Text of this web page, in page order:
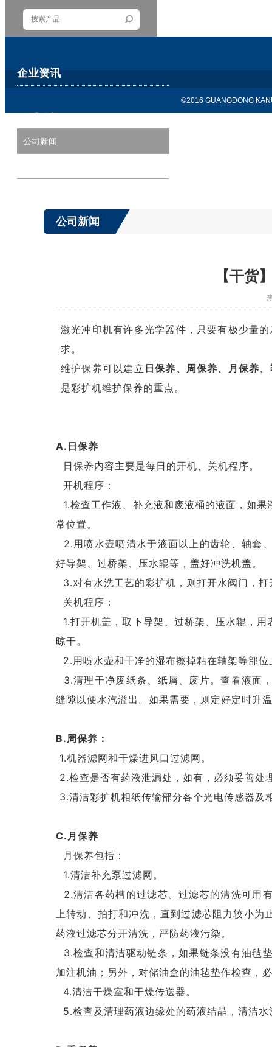
企业资讯
公司新闻
公司新闻
【干货
激光冲印机有许多光学器件，只要有极少量
求。
维护保养可以建立 日保养、周保养、月保养
是彩扩机维护保养的重点。
A.日保养
日保养内容主要是每日的开机、关机程序。
开机程序：
1.检查工作液、补充液和废液桶的液面，如
常位置。
2.用喷水壶喷清水于液面以上的齿轮、轴套
好导架、过桥架、压水辊等，盖好冲洗机盖。
3.对有水洗工艺的彩扩机，则打开水阀门，
关机程序：
1.打开机盖，取下导架、过桥架、压水辊，
晾干。
2.用喷水壶和干净的湿布擦掉粘在轴架等部
3.清理干净废纸条、纸屑、废片。查看液面
缝隙以便水汽溢出。如果需要，则定好定时升
B.周保养：
1.机器滤网和干燥进风口过滤网。
2.检查是否有药液泄漏处，如有，必须妥善处
3.清洁彩扩机相纸传输部分各个光电传感器及
C.月保养
月保养包括：
1.清洁补充泵过滤网。
2.清洁各药槽的过滤芯。过滤芯的清洗可用
上转动、拍打和冲洗，直到过滤芯阻力较小为
药液过滤芯分开清洗，严防药液污染。
3.检查和清洁驱动链条，如果链条没有油毡
加注机油；另外，对储油盒的油毡垫作检查，
4.清洁干燥室和干燥传送器。
5.检查及清理药液边缘处的药液结晶，清洁水
©2016 GUANGDONG